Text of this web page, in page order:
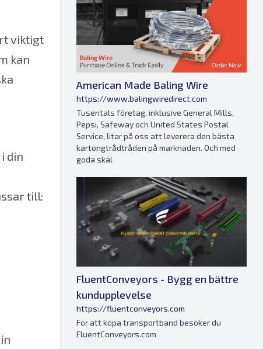
viktigt
kan
din
till:
American Made Baling Wire
https://www.balingwiredirect.com
Tusentals företag, inklusive General Mills,
Pepsi, Safeway och United States Postal
Service, litar på oss att leverera den bästa
kartongtrådtråden på marknaden. Och med
goda skäl
FluentConveyors - Bygg en bättre
kundupplevelse
https://fluentconveyors.com
För att köpa transportband besöker du
FluentConveyors.com